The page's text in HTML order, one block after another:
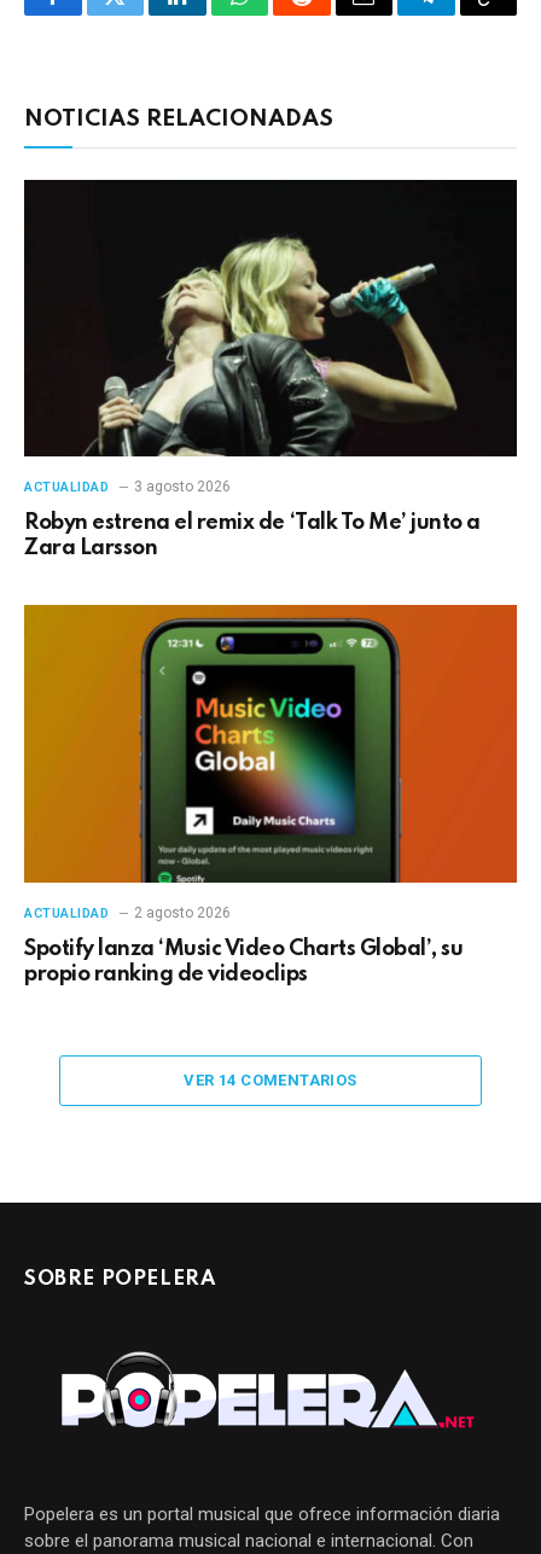
FacebookTwitterLinkedInWhatsAppRedditCorreoTelegrama
NOTICIAS RELACIONADAS
ACTUALIDAD 3 agosto 2026
Robyn estrena el remix de ‘Talk To Me’ junto a
Zara Larsson
ACTUALIDAD 2 agosto 2026
Spotify lanza ‘Music Video Charts Global’, su
propio ranking de videoclips
VER 14 COMENTARIOS
SOBRE POPELERA
Popelera es un portal musical que ofrece información diaria
sobre el panorama musical nacional e internacional. Con